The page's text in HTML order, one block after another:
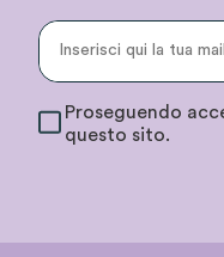
Proseguendo
questo sito.